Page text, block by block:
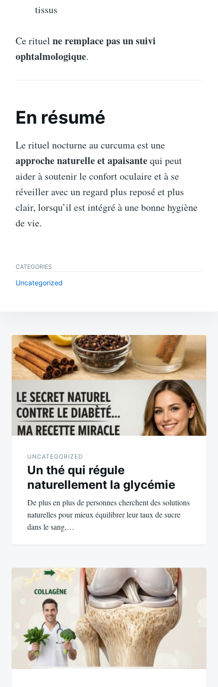
tissus
Ce rituel ne remplace pas un suivi
ophtalmologique.
En résumé
Le rituel nocturne au curcuma est une
approche naturelle et apaisantequi peut
aider à soutenir le confort oculaire et à se
réveiller avec un regard plus reposé et plus
clair, lorsqu’il est intégré à une bonne hygiène
de vie.
CATEGORIES
Uncategorized
Post
navigation
UNCATEGORIZED
Un thé qui régule
naturellement la glycémie
De plus en plus de personnes cherchent des solutions
naturelles pour mieux équilibrer leur taux de sucre
dans le sang,…